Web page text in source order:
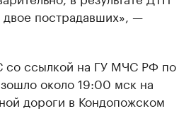
пострадавших», —
со ссылкой на ГУ МЧС РФ по
около 19:00 мск на
дороги в Кондопожском